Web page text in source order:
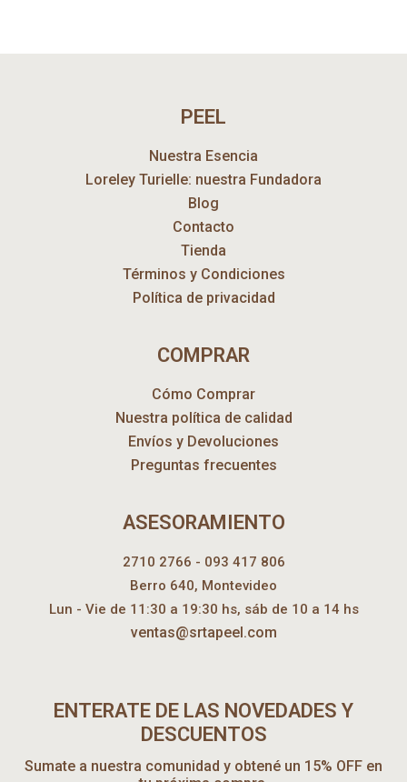
PEEL
Nuestra Esencia
Loreley Turielle: nuestra Fundadora
Blog
Contacto
Tienda
Términos y Condiciones
Política de privacidad
COMPRAR
Cómo Comprar
Nuestra política de calidad
Envíos y Devoluciones
Preguntas frecuentes
ASESORAMIENTO
2710 2766 - 093 417 806
Berro 640, Montevideo
Lun - Vie de 11:30 a 19:30 hs, sáb de 10 a 14 hs
ventas@srtapeel.com
ENTERATE DE LAS NOVEDADES Y
DESCUENTOS
Sumate a nuestra comunidad y obtené un 15% OFF en